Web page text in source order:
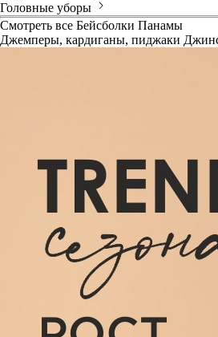
Головные уборы
Смотреть все Бейсболки Панамы
Джемперы, кардиганы, пиджаки